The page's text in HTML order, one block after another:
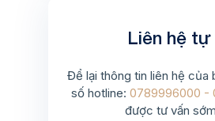
Liên hệ tự
Để lại thông tin liên hệ của
số hotline:0789996000 -
được tư vấn